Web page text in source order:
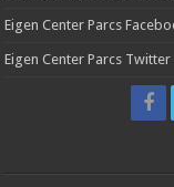
Eigen Center Parcs
Eigen Center Parcs Twitter